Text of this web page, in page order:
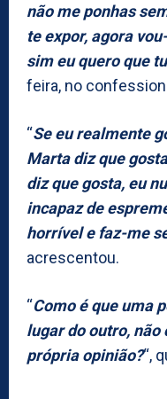
não me ponhas
te expor, agora
sim eu quero que
feira, no
“Se eu realmente
Marta diz que
diz que gosta, eu
incapaz de
horrível e faz-me
acrescentou.
“Como é que uma
lugar do outro, não
própria opinião?“,